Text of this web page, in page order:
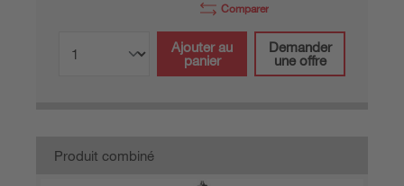
Comparer
Ajouter au
panier
Demander
une offre
Produit combiné